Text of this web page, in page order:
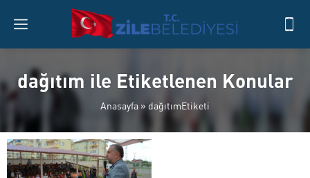
dağıtım ile Etiketlenen Konular
Anasayfa » dağıtımEtiketi